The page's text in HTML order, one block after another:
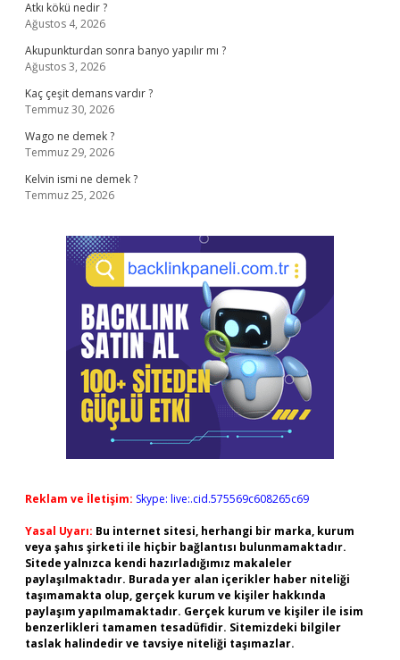
Atkı kökü nedir ?
Ağustos 4, 2026
Akupunkturdan sonra banyo yapılır mı ?
Ağustos 3, 2026
Kaç çeşit demans vardır ?
Temmuz 30, 2026
Wago ne demek ?
Temmuz 29, 2026
Kelvin ismi ne demek ?
Temmuz 25, 2026
Reklam ve İletişim: Skype: live:.cid.575569c608265c69
Yasal Uyarı: Bu internet sitesi, herhangi bir marka, kurum
veya şahıs şirketi ile hiçbir bağlantısı bulunmamaktadır.
Sitede yalnızca kendi hazırladığımız makaleler
paylaşılmaktadır. Burada yer alan içerikler haber niteliği
taşımamakta olup, gerçek kurum ve kişiler hakkında
paylaşım yapılmamaktadır. Gerçek kurum ve kişiler ile isim
benzerlikleri tamamen tesadüfidir. Sitemizdeki bilgiler
taslak halindedir ve tavsiye niteliği taşımazlar.